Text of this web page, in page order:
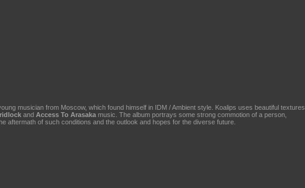
musician from Moscow, which found himself in IDM / Ambient style. Koalips uses beautiful textures,
and Access To Arasaka music. The album portrays some strong commotion of a person,
aftermath of such conditions and the outlook and hopes for the diverse future.